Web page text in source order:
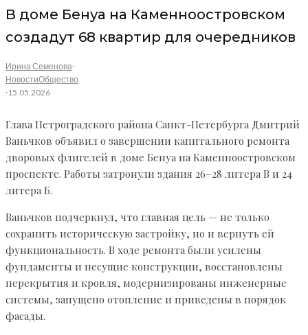
В доме Бенуа на Каменноостровском
создадут 68 квартир для очередников
Ирина Семенова·
НовостиОбщество
·15.05.2026
Глава Петроградского района Санкт-Петербурга Дмитрий
Ваньчков объявил о завершении капитального ремонта
дворовых флигелей в доме Бенуа на Каменноостровском
проспекте. Работы затронули здания 26–28 литера В и 24
литера Б.
Ваньчков подчеркнул, что главная цель — не только
сохранить историческую застройку, но и вернуть ей
функциональность. В ходе ремонта были усилены
фундаменты и несущие конструкции, восстановлены
перекрытия и кровля, модернизированы инженерные
системы, запущено отопление и приведены в порядок
фасады.